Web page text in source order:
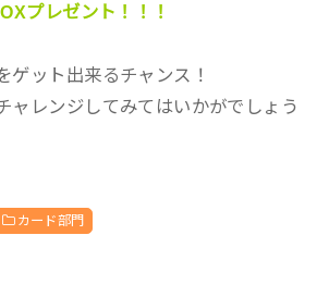
プレゼント！！！
ゲット出来るチャンス！
ャレンジしてみてはいかがでしょう
カード部門